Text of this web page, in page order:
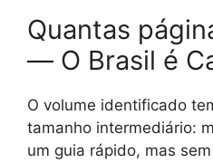
Quantas
— O Brasil é
O volume identificado
tamanho intermediário:
um guia rápido, mas